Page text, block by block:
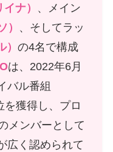
ナ） 、メイン
） 、そしてラッ
）の4名で構成
は、2022年6月
バル番組
を獲得し、プロ
メンバーとして
広く認められて